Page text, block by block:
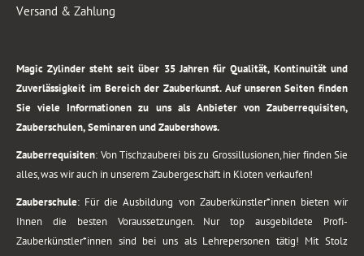
Versand & Zahlung
Magic Zylinder steht seit über 35 Jahren für Qualität, Kontinuität und
Zuverlässigkeit im Bereich der Zauberkunst. Auf unseren Seiten finden
Sie viele Informationen zu uns als Anbieter von Zauberrequisiten,
Zauberschulen, Seminaren und Zaubershows.
Zauberrequisiten: Von Tischzauberei bis zu Grossillusionen, hier finden Sie
alles, was wir auch in unserem Zaubergeschäft in Kloten verkaufen!
Zauberschule: Für die Ausbildung von Zauberkünstler*innen bieten wir
Ihnen die besten Voraussetzungen. Nur top ausgebildete Profi-
Zauberkünstler*innen sind bei uns als Lehrepersonen tätig! Mit Stolz